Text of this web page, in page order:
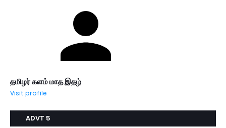
தமிழர் களம் மாத இதழ்
Visit profile
ADVT 5